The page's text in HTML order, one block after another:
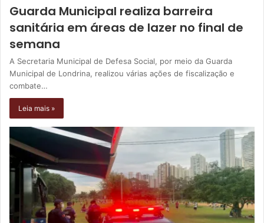
Guarda Municipal realiza barreira
sanitária em áreas de lazer no final de
semana
A Secretaria Municipal de Defesa Social, por meio da Guarda
Municipal de Londrina, realizou várias ações de fiscalização e
combate…
Leia mais »